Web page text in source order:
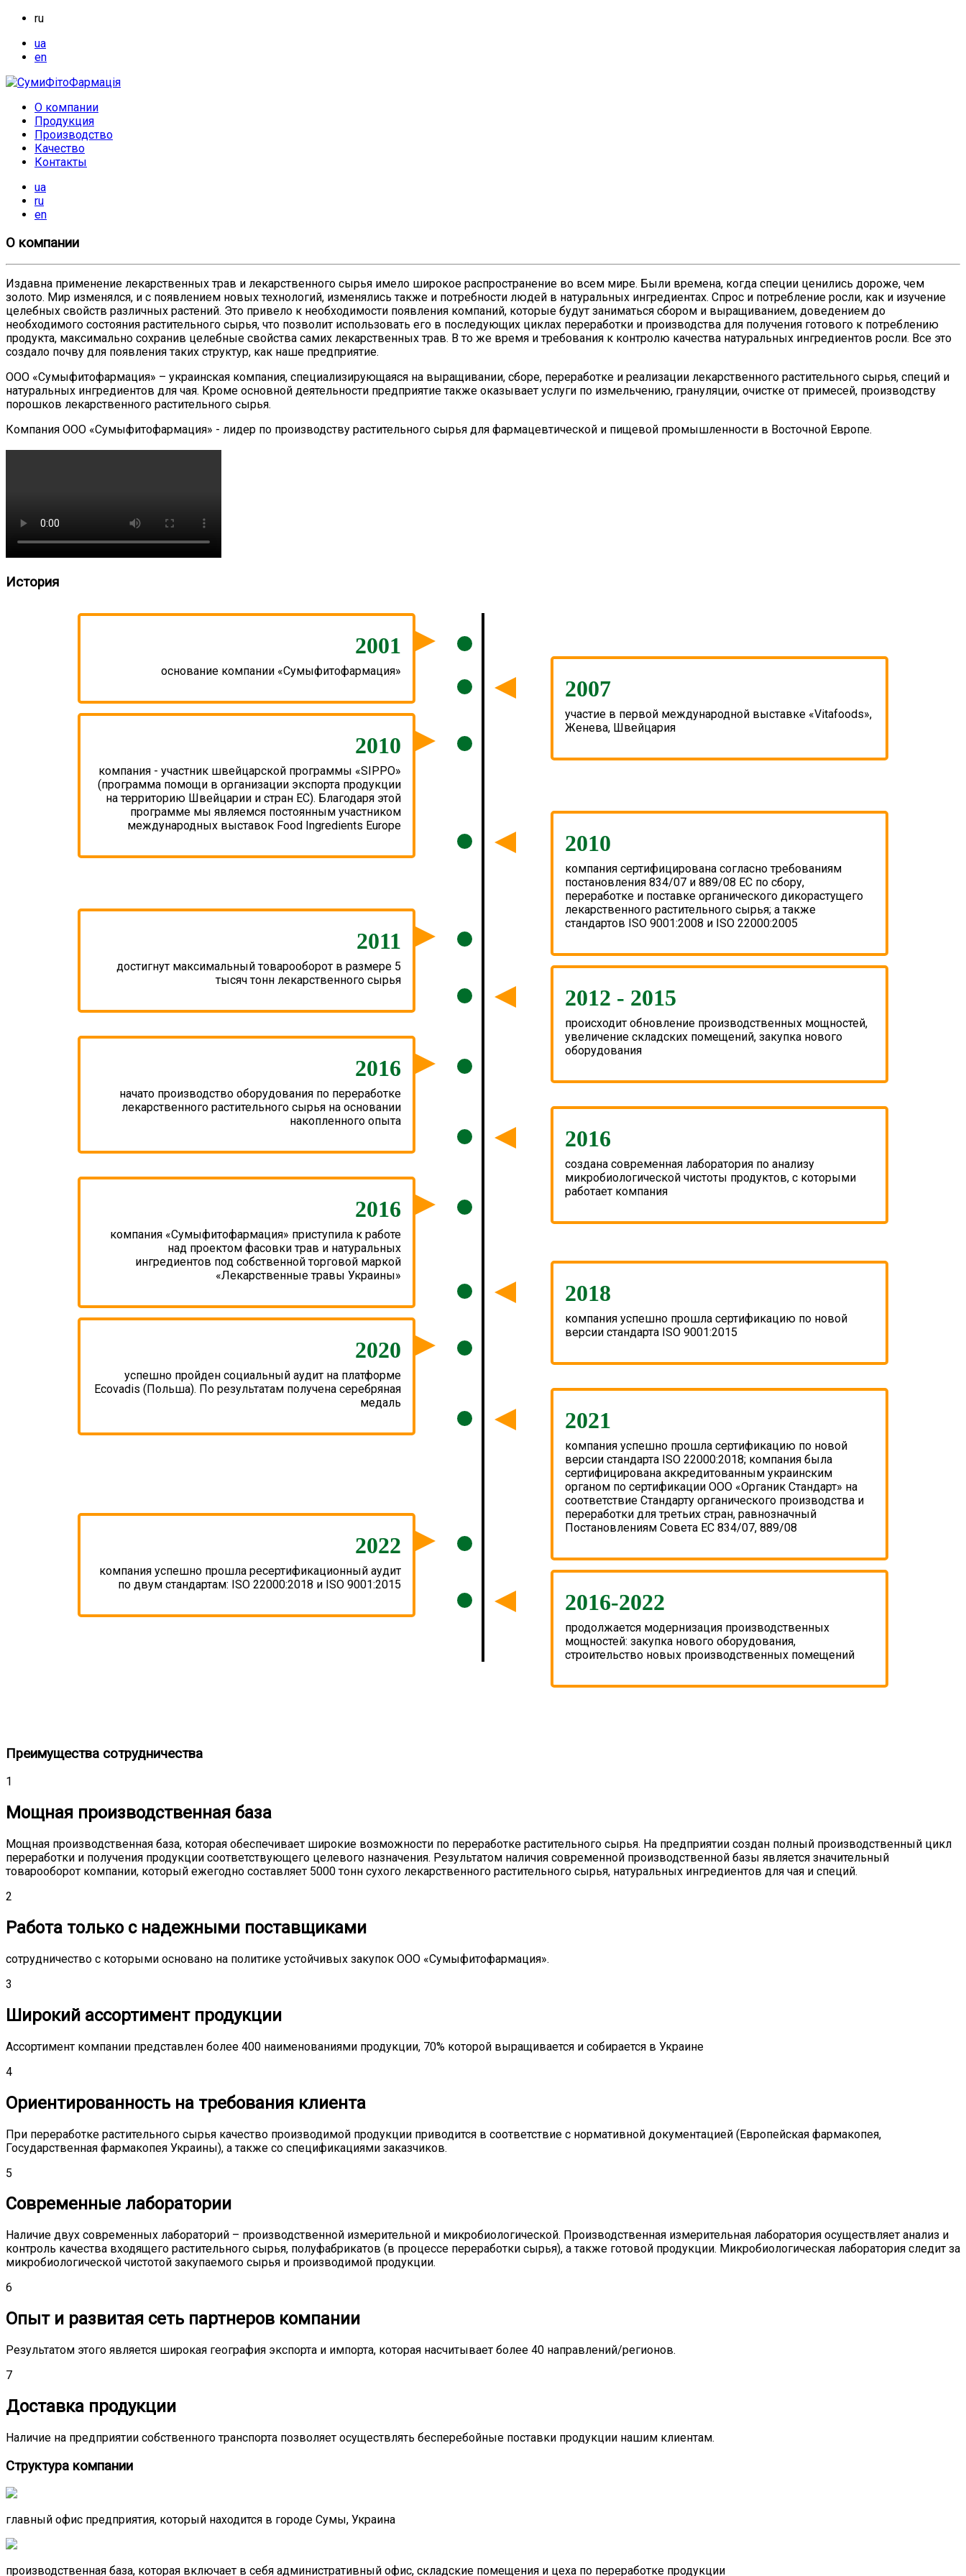
ru
ua
en
О компании
Продукция
Производство
Качество
Контакты
ua
ru
en
О компании
Издавна применение лекарственных трав и лекарственного сырья имело широкое распространение во всем мире. Были времена, когда специи ценились дороже, чем
золото. Мир изменялся, и с появлением новых технологий, изменялись также и потребности людей в натуральных ингредиентах. Спрос и потребление росли, как и изучение
целебных свойств различных растений. Это привело к необходимости появления компаний, которые будут заниматься сбором и выращиванием, доведением до
необходимого состояния растительного сырья, что позволит использовать его в последующих циклах переработки и производства для получения готового к потреблению
продукта, максимально сохранив целебные свойства самих лекарственных трав. В то же время и требования к контролю качества натуральных ингредиентов росли. Все это
создало почву для появления таких структур, как наше предприятие.
ООО «Сумыфитофармация» – украинская компания, специализирующаяся на выращивании, сборе, переработке и реализации лекарственного растительного сырья, специй и
натуральных ингредиентов для чая. Кроме основной деятельности предприятие также оказывает услуги по измельчению, грануляции, очистке от примесей, производству
порошков лекарственного растительного сырья.
Компания ООО «Сумыфитофармация» - лидер по производству растительного сырья для фармацевтической и пищевой промышленности в Восточной Европе.
История
2001
основание компании «Сумыфитофармация»
2007
участие в первой международной выставке «Vitafoods»,
Женева, Швейцария
2010
компания - участник швейцарской программы «SIPPO»
(программа помощи в организации экспорта продукции
на территорию Швейцарии и стран ЕС). Благодаря этой
программе мы являемся постоянным участником
международных выставок Food Ingredients Europe
2010
компания сертифицирована согласно требованиям
постановления 834/07 и 889/08 ЕС по сбору,
переработке и поставке органического дикорастущего
лекарственного растительного сырья; а также
стандартов ISO 9001:2008 и ISO 22000:2005
2011
достигнут максимальный товарооборот в размере 5
тысяч тонн лекарственного сырья
2012 - 2015
происходит обновление производственных мощностей,
увеличение складских помещений, закупка нового
оборудования
2016
начато производство оборудования по переработке
лекарственного растительного сырья на основании
накопленного опыта
2016
создана современная лаборатория по анализу
микробиологической чистоты продуктов, с которыми
работает компания
2016
компания «Сумыфитофармация» приступила к работе
над проектом фасовки трав и натуральных
ингредиентов под собственной торговой маркой
«Лекарственные травы Украины»
2018
компания успешно прошла сертификацию по новой
версии стандарта ISO 9001:2015
2020
успешно пройден социальный аудит на платформе
Ecovadis (Польша). По результатам получена серебряная
медаль
2021
компания успешно прошла сертификацию по новой
версии стандарта ISO 22000:2018; компания была
сертифицирована аккредитованным украинским
органом по сертификации ООО «Органик Стандарт» на
соответствие Стандарту органического производства и
переработки для третьих стран, равнозначный
Постановлениям Совета ЕС 834/07, 889/08
2022
компания успешно прошла ресертификационный аудит
по двум стандартам: ISO 22000:2018 и ISO 9001:2015
2016-2022
продолжается модернизация производственных
мощностей: закупка нового оборудования,
строительство новых производственных помещений
Преимущества сотрудничества
1
Мощная производственная база
Мощная производственная база, которая обеспечивает широкие возможности по переработке растительного сырья. На предприятии создан полный производственный цикл
переработки и получения продукции соответствующего целевого назначения. Результатом наличия современной производственной базы является значительный
товарооборот компании, который ежегодно составляет 5000 тонн сухого лекарственного растительного сырья, натуральных ингредиентов для чая и специй.
2
Работа только с надежными поставщиками
сотрудничество с которыми основано на политике устойчивых закупок ООО «Сумыфитофармация».
3
Широкий ассортимент продукции
Ассортимент компании представлен более 400 наименованиями продукции, 70% которой выращивается и собирается в Украине
4
Ориентированность на требования клиента
При переработке растительного сырья качество производимой продукции приводится в соответствие с нормативной документацией (Европейская фармакопея,
Государственная фармакопея Украины), а также со спецификациями заказчиков.
5
Современные лаборатории
Наличие двух современных лабораторий – производственной измерительной и микробиологической. Производственная измерительная лаборатория осуществляет анализ и
контроль качества входящего растительного сырья, полуфабрикатов (в процессе переработки сырья), а также готовой продукции. Микробиологическая лаборатория следит за
микробиологической чистотой закупаемого сырья и производимой продукции.
6
Опыт и развитая сеть партнеров компании
Результатом этого является широкая география экспорта и импорта, которая насчитывает более 40 направлений/регионов.
7
Доставка продукции
Наличие на предприятии собственного транспорта позволяет осуществлять бесперебойные поставки продукции нашим клиентам.
Структура компании
главный офис предприятия, который находится в городе Сумы, Украина
производственная база, которая включает в себя административный офис, складские помещения и цеха по переработке продукции